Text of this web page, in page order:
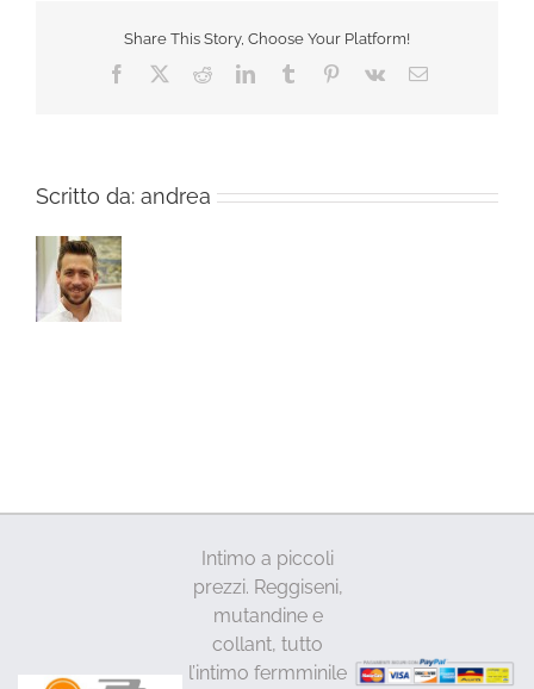
Share This Story, Choose Your Platform!
Facebook RedditLinkedInTumblr Pinterest
Vk Email
Scritto da: andrea
Intimo a piccoli
prezzi. Reggiseni,
mutandine e
collant, tutto
l’intimo fermminile